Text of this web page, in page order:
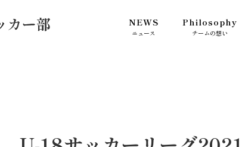
ニュース
NEWS
チームの想い
Philosophy